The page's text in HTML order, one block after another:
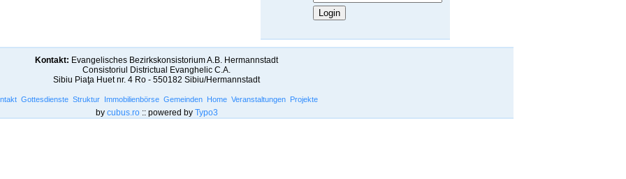
Kontakt: Evangelisches Bezirkskonsistorium A.B. Hermannstadt
Consistoriul Districtual Evanghelic C.A.
Sibiu Piaţa Huet nr. 4 Ro - 550182 Sibiu/Hermannstadt
Gottesdienste Struktur Immobilienbörse Gemeinden Home Veranstaltungen Projekte
by cubus.ro:: powered by Typo3